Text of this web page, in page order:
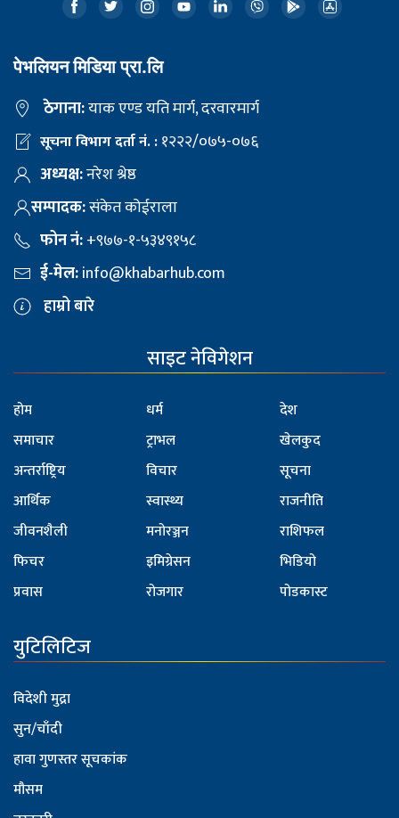
पेभलियन मिडिया प्रा.लि
ठेगाना:याक एण्ड यति मार्ग, दरवारमार्ग
सूचना विभाग दर्ता नं. :१२२२/०७५-०७६
अध्यक्ष:नरेश श्रेष्ठ
सम्पादक:संकेत कोईराला
फोन नं:+९७७-१-५३४९१५८
ई-मेल:info@khabarhub.com
हाम्रो बारे
साइट नेविगेशन
होम
समाचार
अन्तर्राष्ट्रिय
आर्थिक
जीवनशैली
फिचर
प्रवास
धर्म
ट्राभल
विचार
स्वास्थ्य
मनोरञ्जन
इमिग्रेसन
रोजगार
देश
खेलकुद
सूचना
राजनीति
राशिफल
भिडियो
पोडकास्ट
युटिलिटिज
विदेशी मुद्रा
सुन/चाँदी
हावा गुणस्तर सूचकांक
मौसम